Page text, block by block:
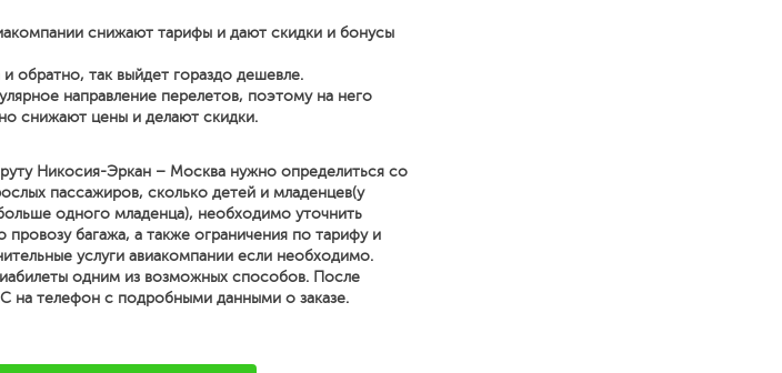
снижают тарифы и дают скидки и бонусы
обратно, так выйдет гораздо дешевле.
направление перелетов, поэтому на него
снижают цены и делают скидки.
Никосия-Эркан – Москва нужно определиться со
пассажиров, сколько детей и младенцев(у
одного младенца), необходимо уточнить
провозу багажа, а также ограничения по тарифу и
услуги авиакомпании если необходимо.
одним из возможных способов. После
на телефон с подробными данными о заказе.